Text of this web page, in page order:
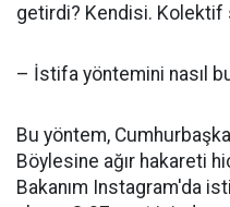
getirdi? Kendisi. Kolektif
– İstifa yöntemini nasıl
Bu yöntem,
Böylesine ağır hakareti
Bakanım Instagram'da